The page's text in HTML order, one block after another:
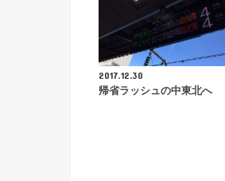
2017.12.30
帰省ラッシュの中東北へ